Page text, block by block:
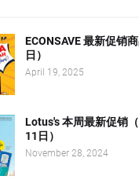
ECONSAVE 最新促销
日）
April 19, 2025
Lotus's 本周最新促销
11日）
November 28, 2024